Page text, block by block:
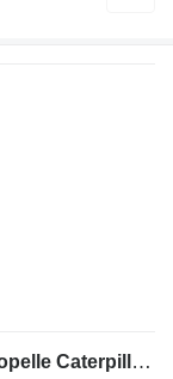
Vérin hydraulique 206-3549 pour tractopelle Caterpillar 416D